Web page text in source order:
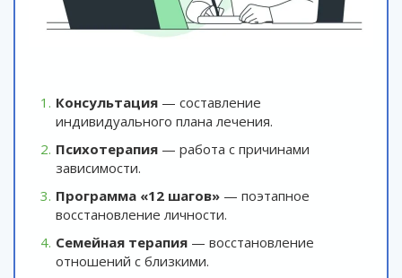
Консультация — составление
индивидуального плана лечения.
Психотерапия — работа с причинами
зависимости.
Программа «12 шагов» — поэтапное
восстановление личности.
Семейная терапия — восстановление
отношений с близкими.